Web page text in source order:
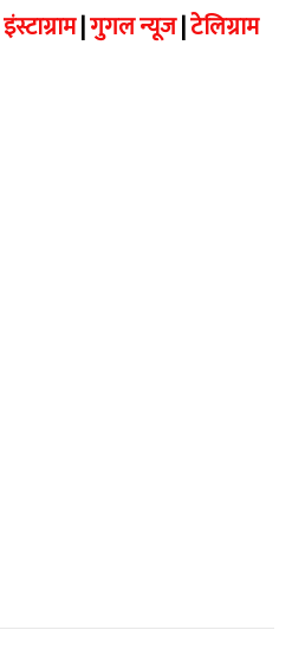
इंस्टाग्राम|गुगल न्यूज|टेलिग्राम